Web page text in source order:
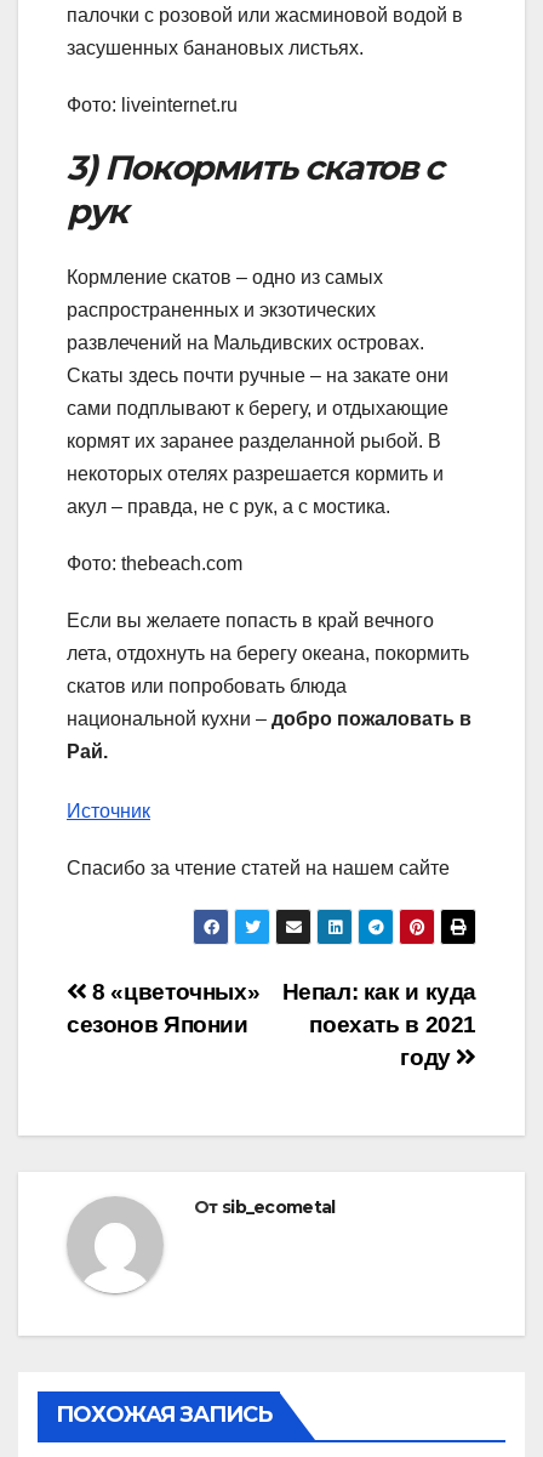
палочки с розовой или жасминовой водой в
засушенных банановых листьях.
Фото: liveinternet.ru
3) Покормить скатов с
рук
Кормление скатов – одно из самых
распространенных и экзотических
развлечений на Мальдивских островах.
Скаты здесь почти ручные – на закате они
сами подплывают к берегу, и отдыхающие
кормят их заранее разделанной рыбой. В
некоторых отелях разрешается кормить и
акул – правда, не с рук, а с мостика.
Фото: thebeach.com
Если вы желаете попасть в край вечного
лета, отдохнуть на берегу океана, покормить
скатов или попробовать блюда
национальной кухни – добро пожаловать в
Рай.
Источник
Спасибо за чтение статей на нашем сайте
Навигация
Непал: как и куда
поехать в 2021
году
8 «цветочных»
сезонов Японии
От sib_ecometal
ПОХОЖАЯ ЗАПИСЬ